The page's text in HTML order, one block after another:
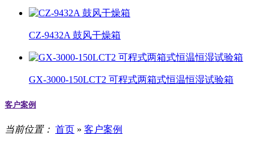
CZ-9432A 鼓风干燥箱
GX-3000-150LCT2 可程式两箱式恒温恒湿试验箱
客户案例
当前位置： 首页 » 客户案例